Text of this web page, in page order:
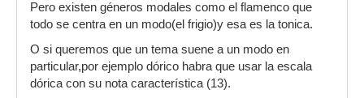
Pero existen géneros modales como el flamenco que
todo se centra en un modo(el frigio)y esa es la tonica.
O si queremos que un tema suene a un modo en
particular,por ejemplo dórico habra que usar la escala
dórica con su nota característica (13).